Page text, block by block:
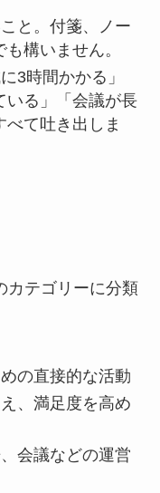
と。付箋、ノー
構いません。
3時間かかる」
いる」「会議が長
て吐き出しま
カテゴリーに分類
の直接的な活動
、満足度を高め
会議などの運営